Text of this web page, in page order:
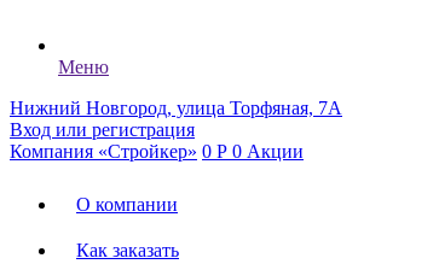
Меню
Нижний Новгород, улица Торфяная, 7А
Вход или регистрация
Компания «Стройкер» 0 Р 0 Акции
О компании
Как заказать